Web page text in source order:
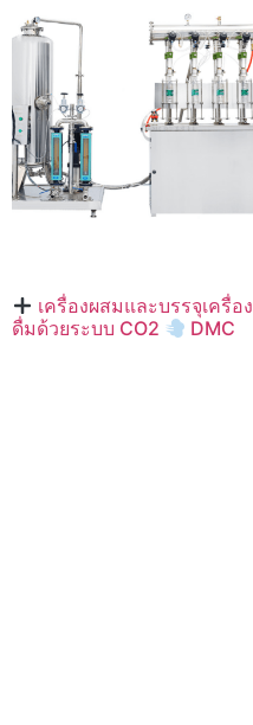
เครื่องผสมและบรรจุเครื่อง
ดื่มด้วยระบบ CO2
DMC